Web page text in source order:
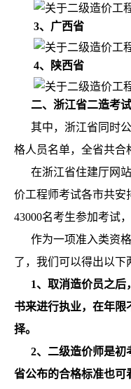
3、广西省
4、陕西省
二、浙江省二造考
其中，浙江省同时公
格人员名单，全省共合
在浙江省住建厅网站
价工程师考试各市共安
43000名考生参加考试，
作为一项准入类资格
了，我们可以得出以下
1、取消造价员之
书来进行执业，在年限
择。
2、二级造价师是初
省公布的合格标准也可